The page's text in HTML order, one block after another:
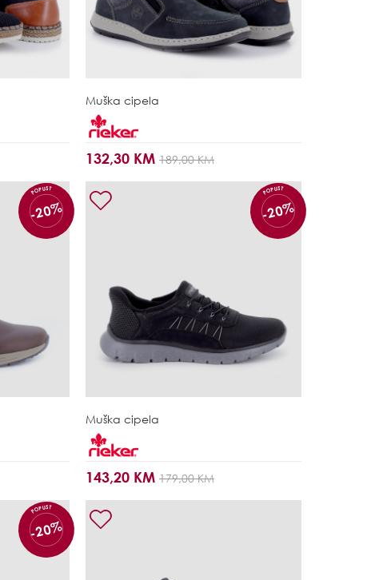
Muška cipela
132,30 KM 189,00 KM
POPUST
-20%
POPUST
-20%
Muška cipela
143,20 KM 179,00 KM
POPUST
-20%